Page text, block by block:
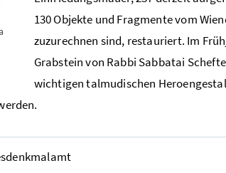
130 Objekte und Fragmente vom
zuzurechnen sind, restauriert. Im
Grabstein von Rabbi Sabbatai
wichtigen talmudischen